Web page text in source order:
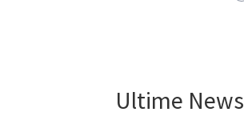
Ultime News